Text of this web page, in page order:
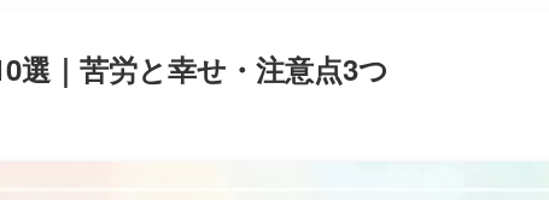
選｜苦労と幸せ・注意点3つ